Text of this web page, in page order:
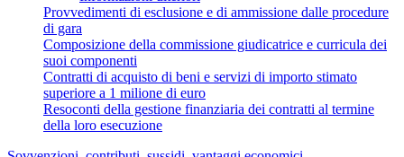
Provvedimenti di esclusione e di ammissione dalle procedure
di gara
Composizione della commissione giudicatrice e curricula dei
suoi componenti
Contratti di acquisto di beni e servizi di importo stimato
superiore a 1 milione di euro
Resoconti della gestione finanziaria dei contratti al termine
della loro esecuzione